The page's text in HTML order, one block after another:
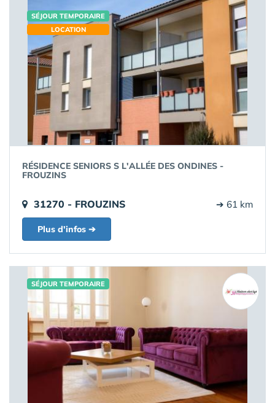
SÉJOUR TEMPORAIRE
LOCATION
RÉSIDENCE SENIORS S L'ALLÉE DES ONDINES -
FROUZINS
31270 - FROUZINS ➔ 61 km
Plus d'infos ➔
SÉJOUR TEMPORAIRE